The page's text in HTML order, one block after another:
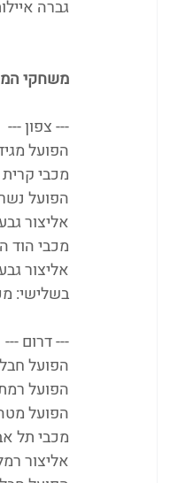
גברה איילות על
משחקי
--- צפון ---
הפועל מגידו -
מכבי קרית
הפועל נשר - הפועל
אליצור גבעת שמואל
מכבי הוד השרון -
אליצור גבעתיים
בשלישי: מכבי
--- דרום ---
הפועל חבל אילות 94 -
הפועל רמת גן
הפועל מטה יהודה -
מכבי תל אביב
אליצור רמלה -